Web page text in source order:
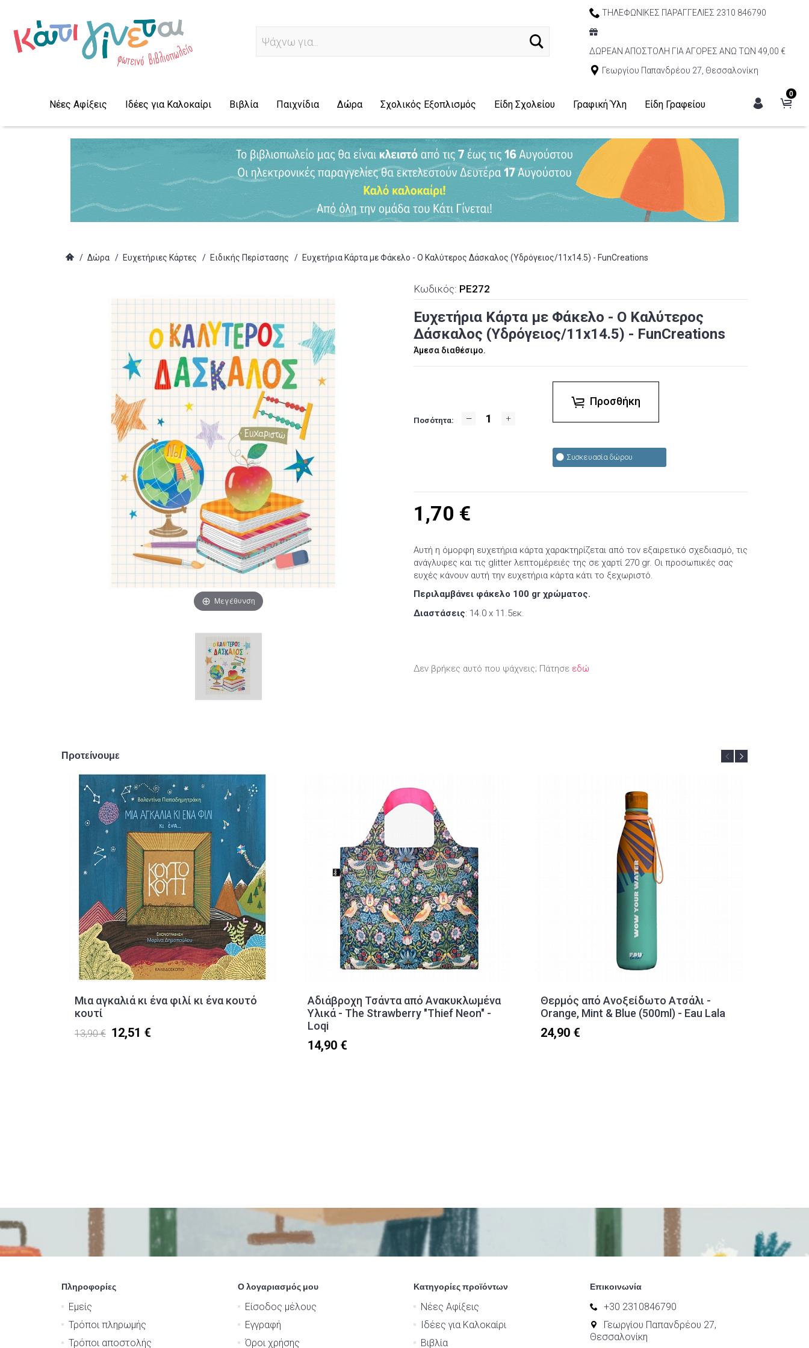
Αναζήτ
ΤΗΛΕΦΩΝΙΚΕΣ ΠΑΡΑΓΓΕΛΙΕΣ 2310 846790
ΔΩΡΕΑΝ ΑΠΟΣΤΟΛΗ ΓΙΑ ΑΓΟΡΕΣ ΑΝΩ ΤΩΝ 49,00 €
Γεωργίου Παπανδρέου 27, Θεσσαλονίκη
0
Νέες Αφίξεις Ιδέες για Καλοκαίρι Βιβλία Παιχνίδια Δώρα Σχολικός Εξοπλισμός Είδη Σχολείου Γραφική Ύλη Είδη Γραφείου
/ Δώρα / Ευχετήριες Κάρτες / Ειδικής Περίστασης / Ευχετήρια Κάρτα με Φάκελο - Ο Καλύτερος Δάσκαλος (Υδρόγειος/11x14.5) - FunCreations
Μεγέθυνση
Κωδικός: PE272
Ευχετήρια Κάρτα με Φάκελο - Ο Καλύτερος
Δάσκαλος (Υδρόγειος/11x14.5) - FunCreations
Άμεσα διαθέσιμο.
Ποσότητα:
Προσθήκη
Συσκευασία δώρου
1,70 €
Αυτή η όμορφη ευχετήρια κάρτα χαρακτηρίζεται από τον εξαιρετικό σχεδιασμό, τις
ανάγλυφες και τις glitter λεπτομέρειές της σε χαρτί 270 gr. Οι προσωπικές σας
ευχές κάνουν αυτή την ευχετήρια κάρτα κάτι το ξεχωριστό.
Περιλαμβάνει φάκελο 100 gr χρώματος.
Διαστάσεις: 14.0 x 11.5εκ.
Δεν βρήκες αυτό που ψάχνεις; Πάτησε εδώ
Προτείνουμε
Μια αγκαλιά κι ένα φιλί κι ένα κουτό
κουτί
13,90 € 12,51 €
Αδιάβροχη Τσάντα από Ανακυκλωμένα
Υλικά - The Strawberry "Thief Neon" -
Loqi
14,90 €
Θερμός από Ανοξείδωτο Ατσάλι -
Orange, Mint & Blue (500ml) - Eau Lala
24,90 €
Πληροφορίες
Εμείς
Τρόποι πληρωμής
Τρόποι αποστολής
Ο λογαριασμός μου
Είσοδος μέλους
Εγγραφή
Όροι χρήσης
Κατηγορίες προϊόντων
Νέες Αφίξεις
Ιδέες για Καλοκαίρι
Βιβλία
Επικοινωνία
+30 2310846790
Γεωργίου Παπανδρέου 27,
Θεσσαλονίκη